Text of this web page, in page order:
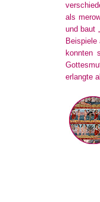
als
und baut
konnten
erlangte